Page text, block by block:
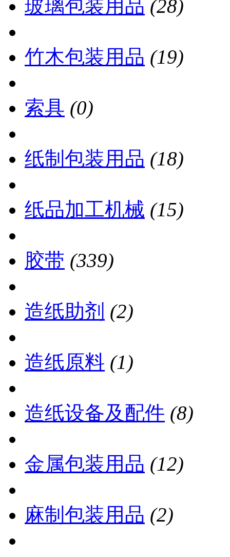
玻璃包装用品 (28)
竹木包装用品 (19)
索具 (0)
纸制包装用品 (18)
纸品加工机械 (15)
胶带 (339)
造纸助剂 (2)
造纸原料 (1)
造纸设备及配件 (8)
金属包装用品 (12)
麻制包装用品 (2)